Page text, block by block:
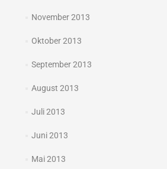
November 2013
Oktober 2013
September 2013
August 2013
Juli 2013
Juni 2013
Mai 2013